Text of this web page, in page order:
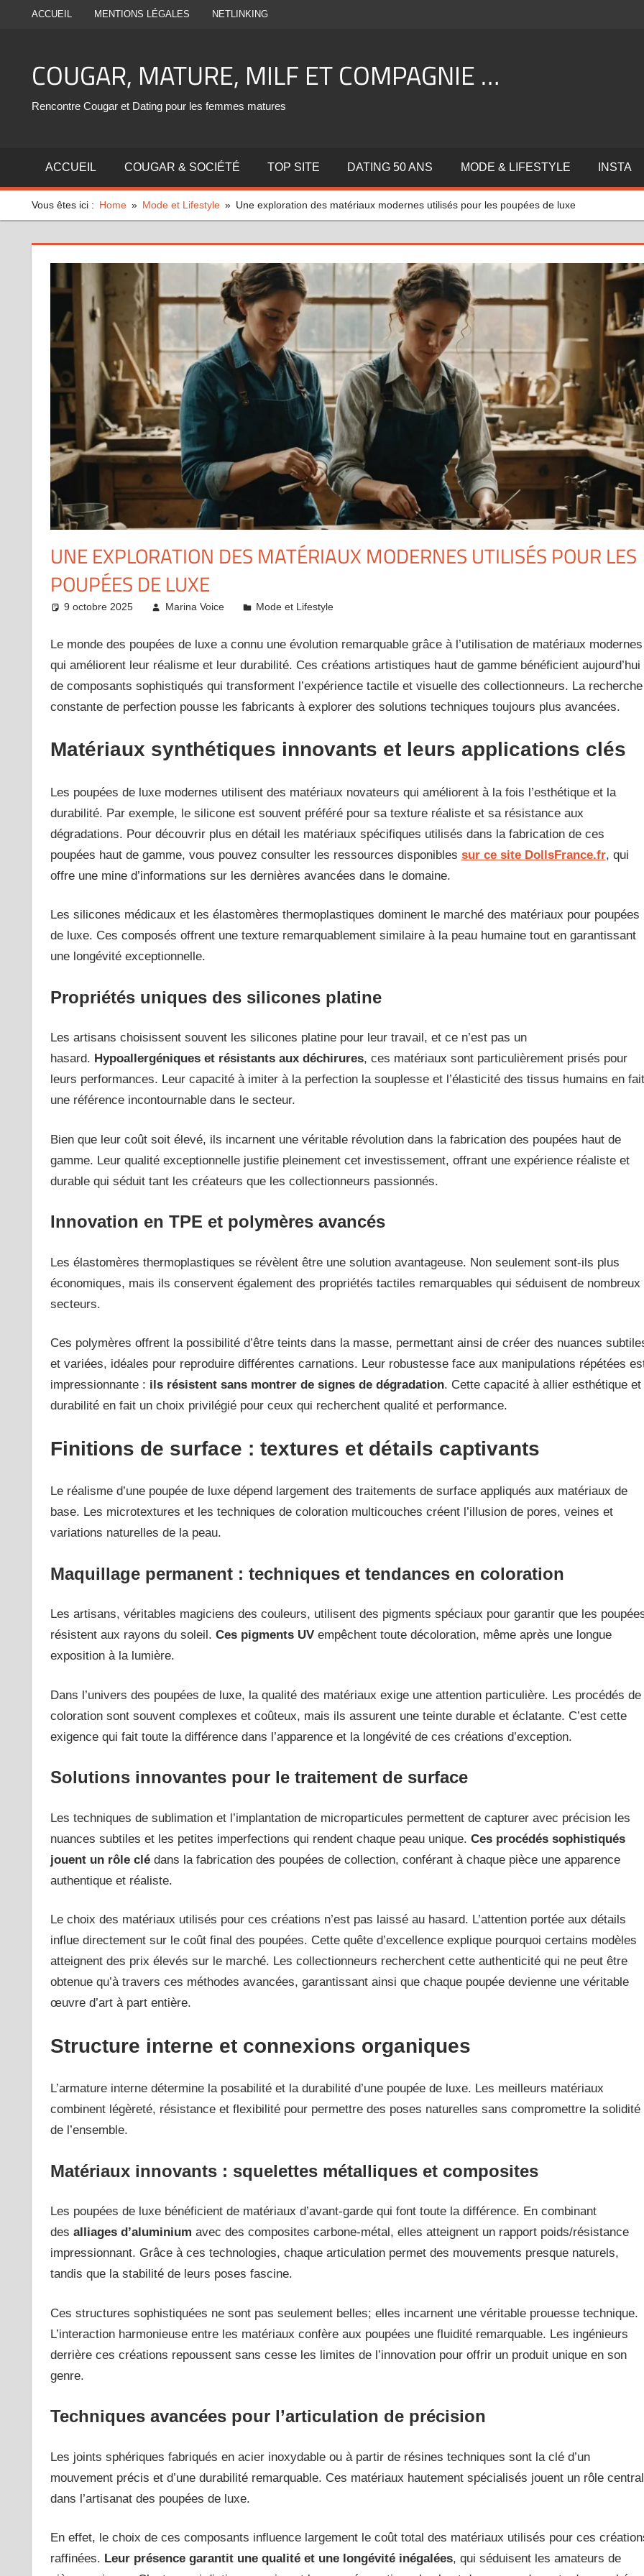
ACCUEIL MENTIONS LÉGALES NETLINKING
COUGAR, MATURE, MILF ET COMPAGNIE …
Rencontre Cougar et Dating pour les femmes matures
ACCUEIL COUGAR & SOCIÉTÉ TOP SITE DATING 50 ANS MODE & LIFESTYLE INSTA
Vous êtes ici : Home Mode et Lifestyle Une exploration des matériaux modernes utilisés pour les poupées de luxe
UNE EXPLORATION DES MATÉRIAUX MODERNES UTILISÉS POUR LES
POUPÉES DE LUXE
9 octobre 2025 Marina Voice Mode et Lifestyle
Le monde des poupées de luxe a connu une évolution remarquable grâce à l’utilisation de matériaux modernes
qui améliorent leur réalisme et leur durabilité. Ces créations artistiques haut de gamme bénéficient aujourd’hui
de composants sophistiqués qui transforment l’expérience tactile et visuelle des collectionneurs. La recherche
constante de perfection pousse les fabricants à explorer des solutions techniques toujours plus avancées.
Matériaux synthétiques innovants et leurs applications clés
Les poupées de luxe modernes utilisent des matériaux novateurs qui améliorent à la fois l’esthétique et la
durabilité. Par exemple, le silicone est souvent préféré pour sa texture réaliste et sa résistance aux
dégradations. Pour découvrir plus en détail les matériaux spécifiques utilisés dans la fabrication de ces
poupées haut de gamme, vous pouvez consulter les ressources disponibles sur ce site DollsFrance.fr, qui
offre une mine d’informations sur les dernières avancées dans le domaine.
Les silicones médicaux et les élastomères thermoplastiques dominent le marché des matériaux pour poupées
de luxe. Ces composés offrent une texture remarquablement similaire à la peau humaine tout en garantissant
une longévité exceptionnelle.
Propriétés uniques des silicones platine
Les artisans choisissent souvent les silicones platine pour leur travail, et ce n’est pas un
hasard. Hypoallergéniques et résistants aux déchirures, ces matériaux sont particulièrement prisés pour
leurs performances. Leur capacité à imiter à la perfection la souplesse et l’élasticité des tissus humains en fait
une référence incontournable dans le secteur.
Bien que leur coût soit élevé, ils incarnent une véritable révolution dans la fabrication des poupées haut de
gamme. Leur qualité exceptionnelle justifie pleinement cet investissement, offrant une expérience réaliste et
durable qui séduit tant les créateurs que les collectionneurs passionnés.
Innovation en TPE et polymères avancés
Les élastomères thermoplastiques se révèlent être une solution avantageuse. Non seulement sont-ils plus
économiques, mais ils conservent également des propriétés tactiles remarquables qui séduisent de nombreux
secteurs.
Ces polymères offrent la possibilité d’être teints dans la masse, permettant ainsi de créer des nuances
et variées, idéales pour reproduire différentes carnations. Leur robustesse face aux manipulations répétées
impressionnante : ils résistent sans montrer de signes de dégradation. Cette capacité à allier esthétique et
durabilité en fait un choix privilégié pour ceux qui recherchent qualité et performance.
Finitions de surface : textures et détails captivants
Le réalisme d’une poupée de luxe dépend largement des traitements de surface appliqués aux matériaux de
base. Les microtextures et les techniques de coloration multicouches créent l’illusion de pores, veines et
variations naturelles de la peau.
Maquillage permanent : techniques et tendances en coloration
Les artisans, véritables magiciens des couleurs, utilisent des pigments spéciaux pour garantir que les
résistent aux rayons du soleil. Ces pigments UVempêchent toute décoloration, même après une longue
exposition à la lumière.
Dans l’univers des poupées de luxe, la qualité des matériaux exige une attention particulière. Les procédés de
coloration sont souvent complexes et coûteux, mais ils assurent une teinte durable et éclatante. C’est cette
exigence qui fait toute la différence dans l’apparence et la longévité de ces créations d’exception.
Solutions innovantes pour le traitement de surface
Les techniques de sublimation et l’implantation de microparticules permettent de capturer avec précision les
nuances subtiles et les petites imperfections qui rendent chaque peau unique. Ces procédés sophistiqués
jouent un rôle clédans la fabrication des poupées de collection, conférant à chaque pièce une apparence
authentique et réaliste.
Le choix des matériaux utilisés pour ces créations n’est pas laissé au hasard. L’attention portée aux détails
influe directement sur le coût final des poupées. Cette quête d’excellence explique pourquoi certains modèles
atteignent des prix élevés sur le marché. Les collectionneurs recherchent cette authenticité qui ne peut être
obtenue qu’à travers ces méthodes avancées, garantissant ainsi que chaque poupée devienne une véritable
œuvre d’art à part entière.
Structure interne et connexions organiques
L’armature interne détermine la posabilité et la durabilité d’une poupée de luxe. Les meilleurs matériaux
combinent légèreté, résistance et flexibilité pour permettre des poses naturelles sans compromettre la solidité
de l’ensemble.
Matériaux innovants : squelettes métalliques et composites
Les poupées de luxe bénéficient de matériaux d’avant-garde qui font toute la différence. En combinant
des alliages d’aluminium avec des composites carbone-métal, elles atteignent un rapport poids/résistance
impressionnant. Grâce à ces technologies, chaque articulation permet des mouvements presque naturels,
tandis que la stabilité de leurs poses fascine.
Ces structures sophistiquées ne sont pas seulement belles; elles incarnent une véritable prouesse technique.
L’interaction harmonieuse entre les matériaux confère aux poupées une fluidité remarquable. Les ingénieurs
derrière ces créations repoussent sans cesse les limites de l’innovation pour offrir un produit unique en son
genre.
Techniques avancées pour l’articulation de précision
Les joints sphériques fabriqués en acier inoxydable ou à partir de résines techniques sont la clé d’un
mouvement précis et d’une durabilité remarquable. Ces matériaux hautement spécialisés jouent un rôle central
dans l’artisanat des poupées de luxe.
En effet, le choix de ces composants influence largement le coût total des matériaux utilisés pour ces
raffinées. Leur présence garantit une qualité et une longévité inégalées, qui séduisent les amateurs de